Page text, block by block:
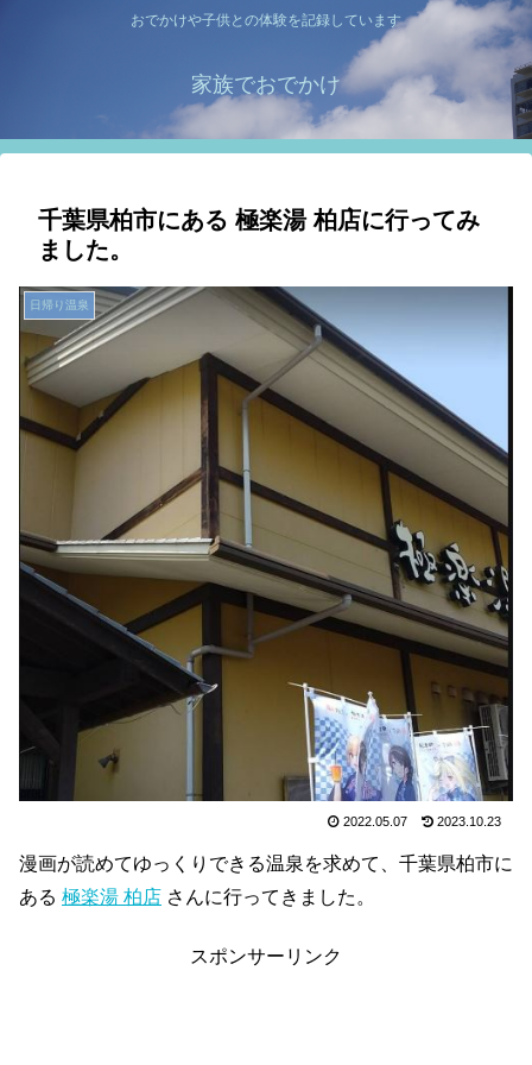
おでかけや子供との体験を記録しています
家族でおでかけ
千葉県柏市にある 極楽湯 柏店に行ってみ
ました。
日帰り温泉
2022.05.07 2023.10.23
漫画が読めてゆっくりできる温泉を求めて、千葉県柏市に
ある 極楽湯 柏店 さんに行ってきました。
スポンサーリンク